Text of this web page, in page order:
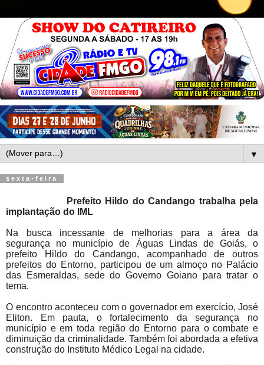
▼
sexta-feira
Prefeito Hildo do Candango trabalha pela
implantação do IML
Na busca incessante de melhorias para a área da
segurança no município de Águas Lindas de Goiás, o
prefeito Hildo do Candango, acompanhado de outros
prefeitos do Entorno, participou de um almoço no Palácio
das Esmeraldas, sede do Governo Goiano para tratar o
tema.
O encontro aconteceu com o governador em exercício, José
Eliton. Em pauta, o fortalecimento da segurança no
município e em toda região do Entorno para o combate e
diminuição da criminalidade. Também foi abordada a efetiva
construção do Instituto Médico Legal na cidade.